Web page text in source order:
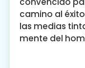
camino al
las medias
mente del